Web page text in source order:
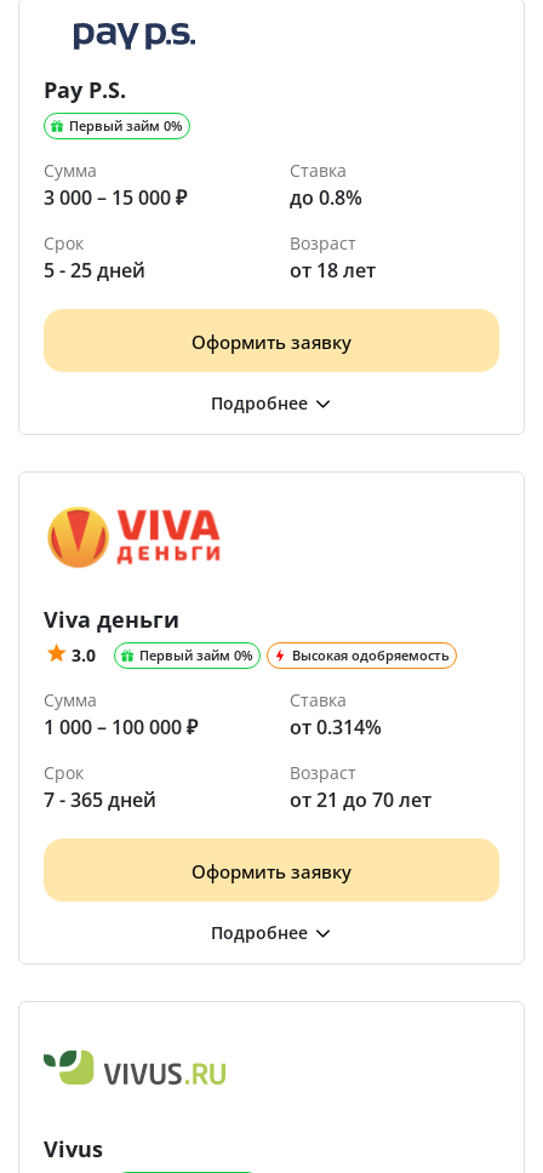
Pay P.S.
Первый займ 0%
Сумма
3 000 – 15 000 ₽
Ставка
до 0.8%
Срок
5 - 25 дней
Возраст
от 18 лет
Оформить заявку
Viva деньги
3.0 Первый займ 0% Высокая одобряемость
Сумма
1 000 – 100 000 ₽
Ставка
от 0.314%
Срок
7 - 365 дней
Возраст
от 21 до 70 лет
Оформить заявку
Vivus